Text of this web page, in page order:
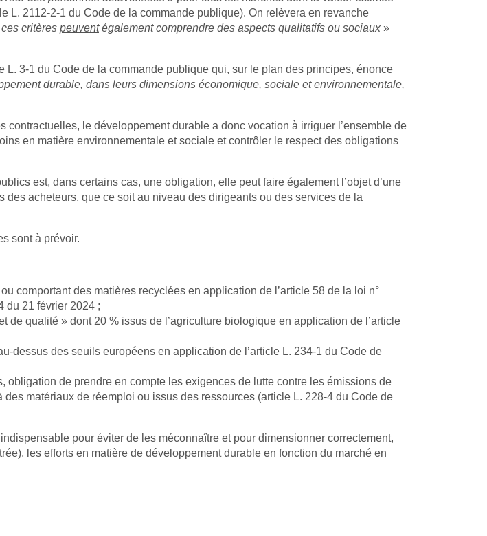
L. 2112-2-1 du Code de la commande publique). On relèvera en revanche
ces critères peuventégalement comprendre des aspects qualitatifs ou sociaux »
3-1 du Code de la commande publique qui, sur le plan des principes, énonce
durable, dans leurs dimensions économique, sociale et environnementale,
le développement durable a donc vocation à irriguer l’ensemble de
en matière environnementale et sociale et contrôler le respect des obligations
est, dans certains cas, une obligation, elle peut faire également l’objet d’une
acheteurs, que ce soit au niveau des dirigeants ou des services de la
sont à prévoir.
comportant des matières recyclées en application de l’article 58 de la loi n°
du 21 février 2024 ;
qualité » dont 20 % issus de l’agriculture biologique en application de l’article
dessus des seuils européens en application de l’article L. 234-1 du Code de
de prendre en compte les exigences de lutte contre les émissions de
matériaux de réemploi ou issus des ressources (article L. 228-4 du Code de
pour éviter de les méconnaître et pour dimensionner correctement,
les efforts en matière de développement durable en fonction du marché en